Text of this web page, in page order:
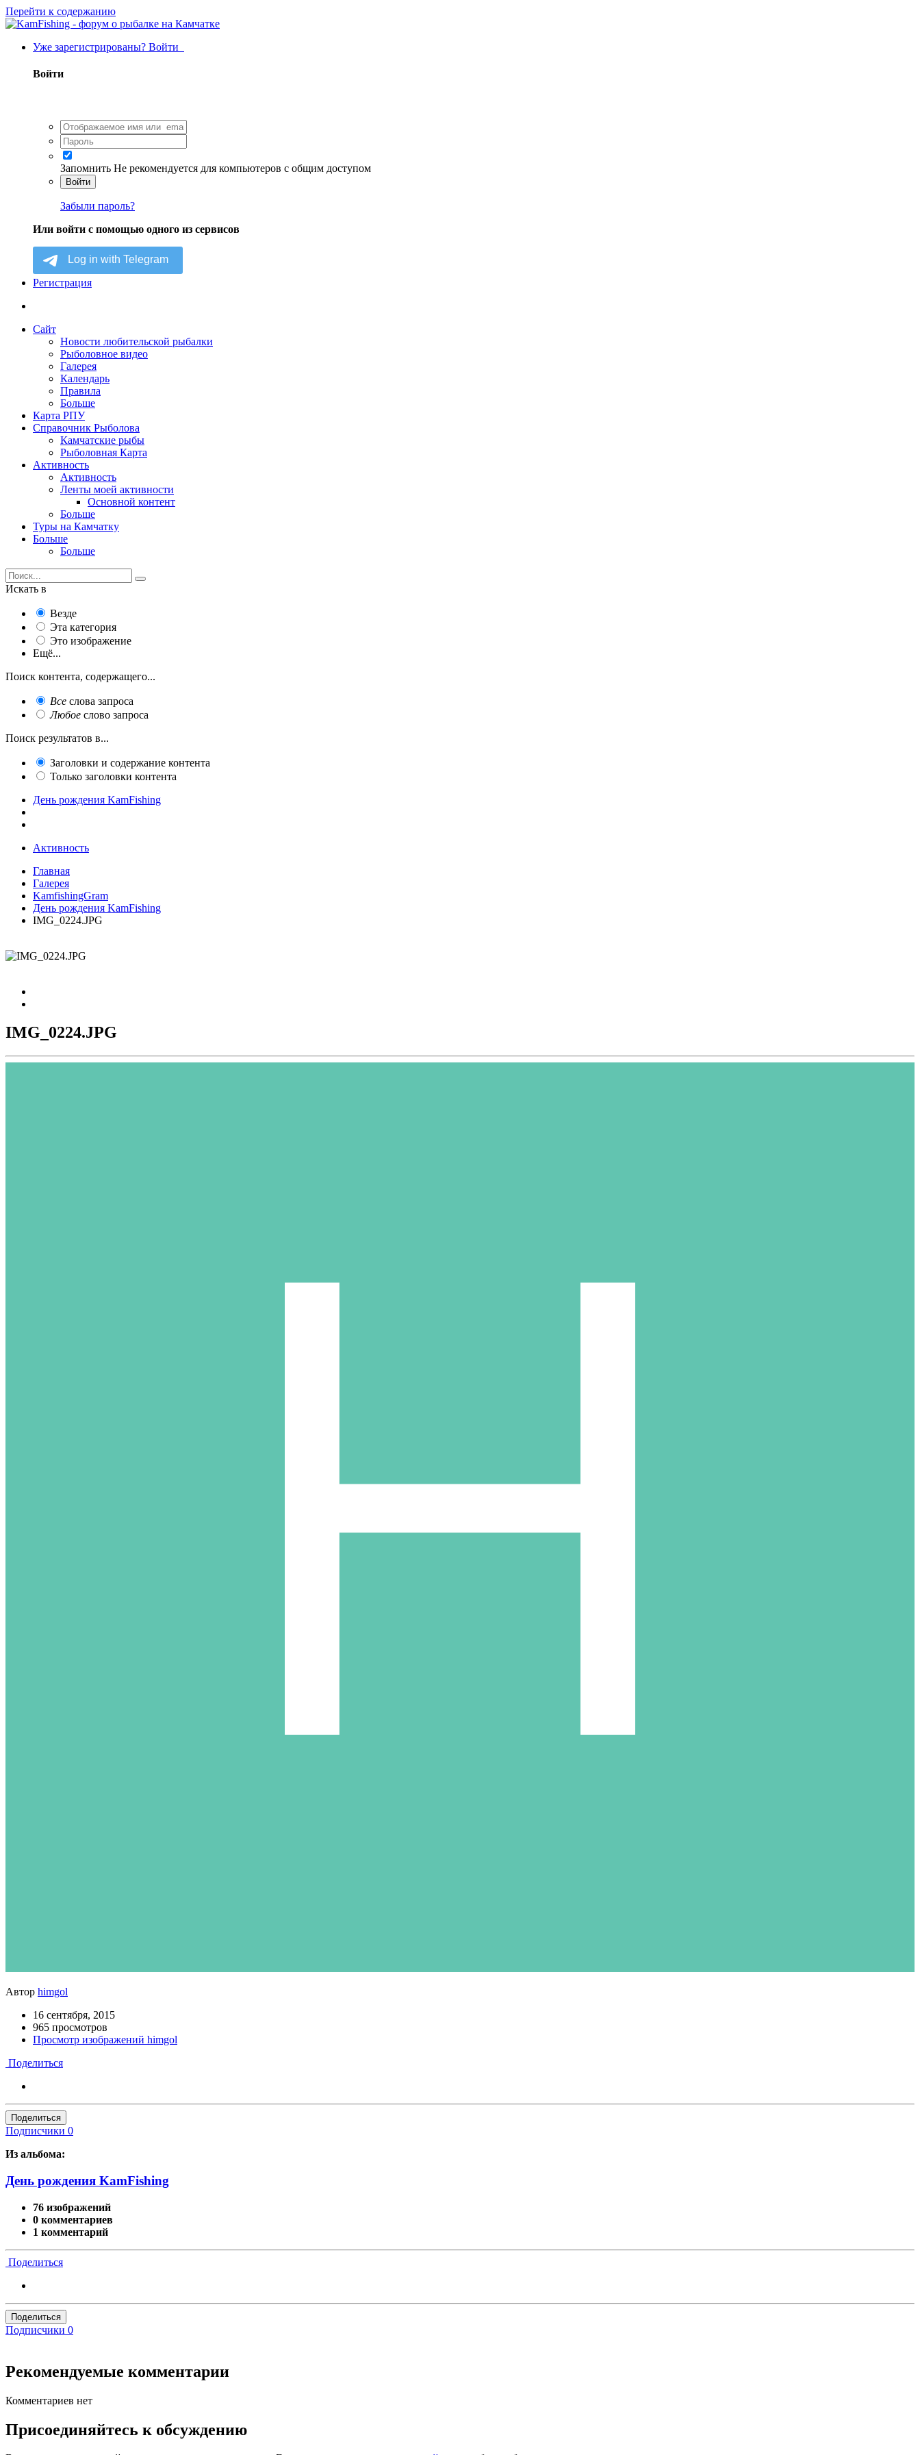
Перейти к содержанию
Уже зарегистрированы? Войти
Войти
Запомнить Не рекомендуется для компьютеров с общим доступом
Войти
Забыли пароль?
Или войти с помощью одного из сервисов
Регистрация
Сайт
Новости любительской рыбалки
Рыболовное видео
Галерея
Календарь
Правила
Больше
Карта РПУ
Справочник Рыболова
Камчатские рыбы
Рыболовная Карта
Активность
Активность
Ленты моей активности
Основной контент
Больше
Туры на Камчатку
Больше
Больше
Искать в
Везде
Эта категория
Это изображение
Ещё...
Поиск контента, содержащего...
Все слова запроса
Любое слово запроса
Поиск результатов в...
Заголовки и содержание контента
Только заголовки контента
День рождения KamFishing
Активность
Главная
Галерея
KamfishingGram
День рождения KamFishing
IMG_0224.JPG
IMG_0224.JPG
Автор himgol
16 сентября, 2015
965 просмотров
Просмотр изображений himgol
Поделиться
Поделиться
Подписчики 0
Из альбома:
День рождения KamFishing
76 изображений
0 комментариев
1 комментарий
Поделиться
Поделиться
Подписчики 0
Рекомендуемые комментарии
Комментариев нет
Присоединяйтесь к обсуждению